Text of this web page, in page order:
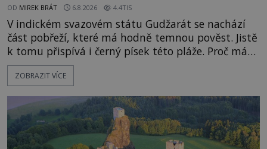
OD MIREK BRÁT 6.8.2026 4.4TIS
V indickém svazovém státu Gudžarát se nachází
část pobřeží, které má hodně temnou pověst. Jistě
k tomu přispívá i černý písek této pláže. Proč má
pláž takové netypické zbarvení? Nakolik jsou
pravdivé historky, že zde došlo k nevysvětlitelným
následovat. Vstupujeme na pláž Dumas ve městě
Surat. Gu
ZOBRAZIT VÍCE